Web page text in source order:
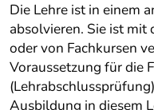
Die Lehre ist in einem
absolvieren. Sie ist mit
oder von Fachkursen
Voraussetzung für die
Ausbildung in diesem